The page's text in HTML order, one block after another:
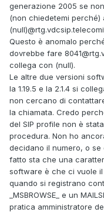
generazione 2005 se
(non chiedetemi perché)
Questo è anomalo
dovrebbe fare
collega con (null).
Le altre due versioni
la 1.19.5 e la 2.1.4 si
non cercano di
la chiamata. Credo
del SIP profile non è
procedura. Non ho
decidano il numero, o se
fatto sta che una
software è che ci vuole
quando si registrano
_MSBROWSE_ e un
pratica amministratore